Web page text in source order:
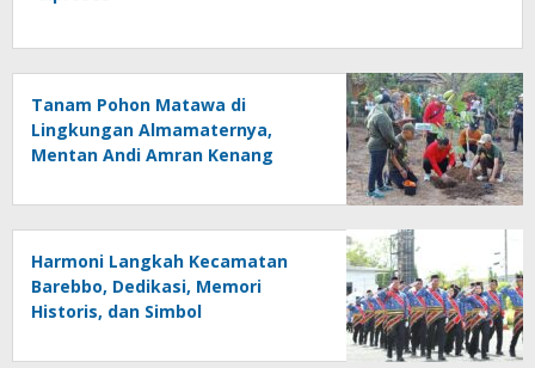
Tanam Pohon Matawa di
Lingkungan Almamaternya,
Mentan Andi Amran Kenang
Mappesangka
Harmoni Langkah Kecamatan
Barebbo, Dedikasi, Memori
Historis, dan Simbol